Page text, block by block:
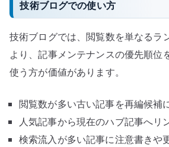
技術ブログでの使い方
技術ブログでは、閲覧数を単なるラ
より、記事メンテナンスの優先順位
使う方が価値があります。
閲覧数が多い古い記事を再編候補
人気記事から現在のハブ記事へリ
検索流入が多い記事に注意書きや